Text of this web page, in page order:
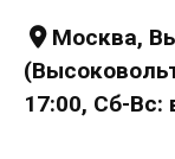
Москва,
17:00, Сб-Вс: